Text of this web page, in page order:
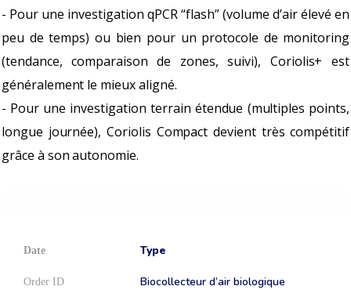
- Pour une investigation qPCR “flash” (volume d’air élevé en
peu de temps) ou bien pour un protocole de monitoring
(tendance, comparaison de zones, suivi), Coriolis+ est
généralement le mieux aligné.
- Pour une investigation terrain étendue (multiples points,
longue journée), Coriolis Compact devient très compétitif
grâce à son autonomie.
Type
Biocollecteur d’air biologique